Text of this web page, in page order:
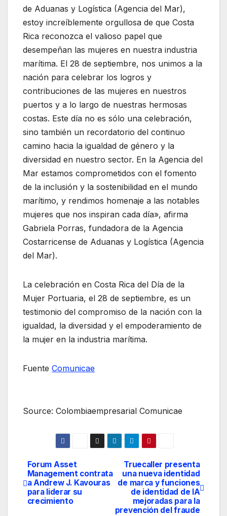
de Aduanas y Logística (Agencia del Mar),
estoy increíblemente orgullosa de que Costa
Rica reconozca el valioso papel que
desempeñan las mujeres en nuestra industria
marítima. El 28 de septiembre, nos unimos a la
nación para celebrar los logros y
contribuciones de las mujeres en nuestros
puertos y a lo largo de nuestras hermosas
costas. Este día no es sólo una celebración,
sino también un recordatorio del continuo
camino hacia la igualdad de género y la
diversidad en nuestro sector. En la Agencia del
Mar estamos comprometidos con el fomento
de la inclusión y la sostenibilidad en el mundo
marítimo, y rendimos homenaje a las notables
mujeres que nos inspiran cada día», afirma
Gabriela Porras, fundadora de la Agencia
Costarricense de Aduanas y Logística (Agencia
del Mar).
La celebración en Costa Rica del Día de la
Mujer Portuaria, el 28 de septiembre, es un
testimonio del compromiso de la nación con la
igualdad, la diversidad y el empoderamiento de
la mujer en la industria marítima.
Fuente Comunicae
Source: Colombiaempresarial Comunicae
Navegación
de
Truecaller presenta
una nueva identidad
de marca y funciones
de identidad de IA
mejoradas para la
prevención del fraude
Forum Asset
Management contrata
a Andrew J. Kavouras
para liderar su
crecimiento